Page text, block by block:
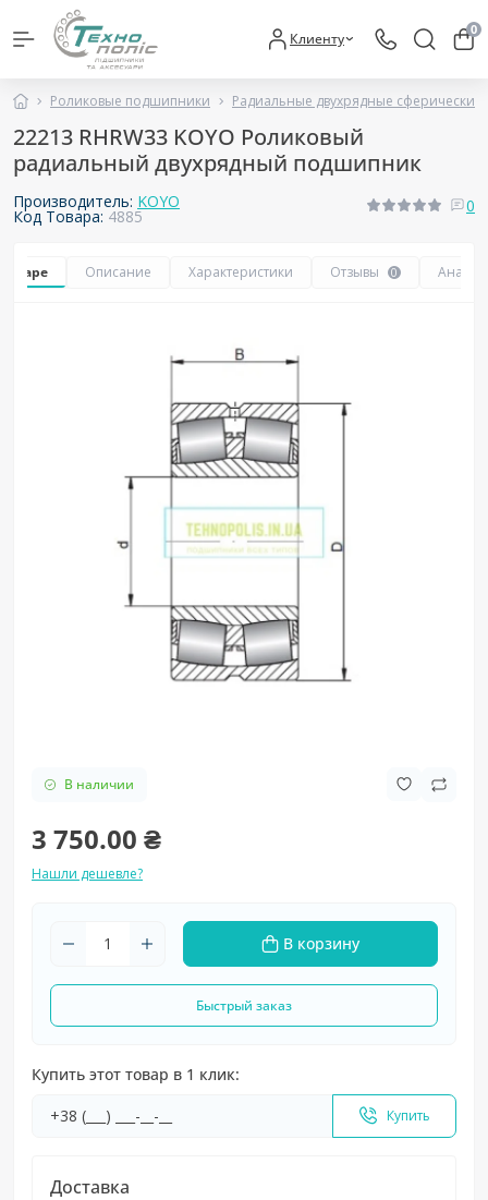
Клиенту 0
Роликовые подшипники Радиальные двухрядные сферические
22213 RHRW33 KOYO Роликовый
радиальный двухрядный подшипник
Производитель: KOYO
Код Товара: 4885
0
Описание Характеристики Отзывы 0
В наличии
3 750.00 ₴
Нашли дешевле?
В корзину
Быстрый заказ
Купить этот товар в 1 клик:
Купить
Доставка